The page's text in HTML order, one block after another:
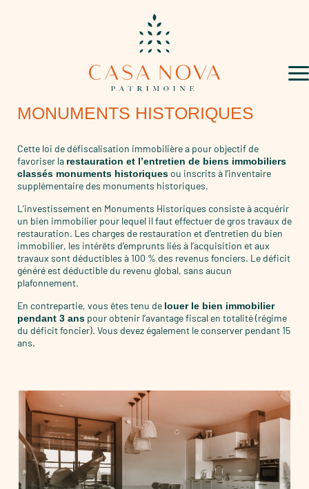
MONUMENTS HISTORIQUES
Cette loi de défiscalisation immobilière a pour objectif de
favoriser la restauration et l’entretien de biens immobiliers
classés monuments historiquesou inscrits à l’inventaire
supplémentaire des monuments historiques.
L’investissement en Monuments Historiques consiste à acquérir
un bien immobilier pour lequel il faut effectuer de gros travaux de
restauration. Les charges de restauration et d’entretien du bien
immobilier, les intérêts d’emprunts liés à l’acquisition et aux
travaux sont déductibles à 100 % des revenus fonciers. Le déficit
généré est déductible du revenu global, sans aucun
plafonnement.
En contrepartie, vous êtes tenu de louer le bien immobilier
pendant 3 ans pour obtenir l’avantage fiscal en totalité (régime
du déficit foncier). Vous devez également le conserver pendant 15
ans.